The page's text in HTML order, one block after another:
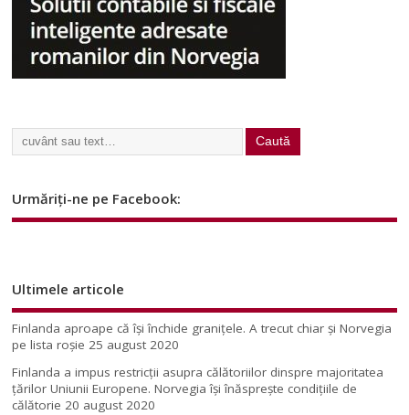
Urmăriți-ne pe Facebook:
Ultimele articole
Finlanda aproape că își închide granițele. A trecut chiar și Norvegia
pe lista roșie 25 august 2020
Finlanda a impus restricţii asupra călătoriilor dinspre majoritatea
ţărilor Uniunii Europene. Norvegia își înăsprește condițiile de
călătorie 20 august 2020